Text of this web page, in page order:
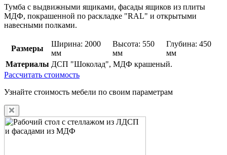
Тумба с выдвижными ящиками, фасады ящиков из плиты
МДФ, покрашенной по раскладке "RAL" и открытыми
навесными полками.
Размеры
Ширина: 2000
мм
Высота: 550
мм
Глубина: 450
мм
Материалы ДСП "Шоколад", МДФ крашеный.
Рассчитать стоимость
Узнайте стоимость мебели по своим параметрам